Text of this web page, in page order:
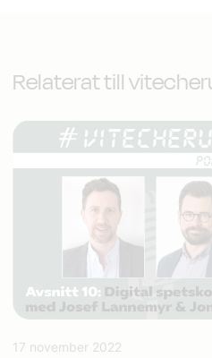
Relaterat till
17 november 2022